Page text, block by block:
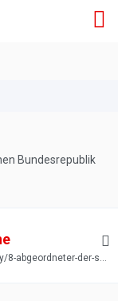
Bundesrepublik
https://forum.severanija.net/suite/trophy/8-abgeordneter-der-savezna-skup%C5%A1tina/